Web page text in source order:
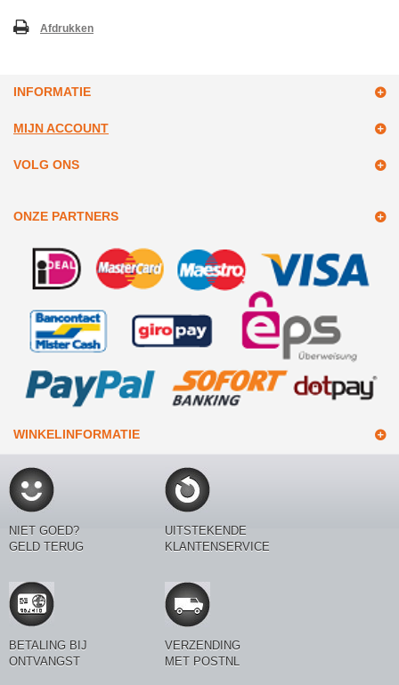
Afdrukken
INFORMATIE
MIJN ACCOUNT
VOLG ONS
ONZE PARTNERS
WINKELINFORMATIE
NIET GOED?
GELD TERUG
UITSTEKENDE
KLANTENSERVICE
BETALING BIJ
ONTVANGST
VERZENDING
MET POSTNL